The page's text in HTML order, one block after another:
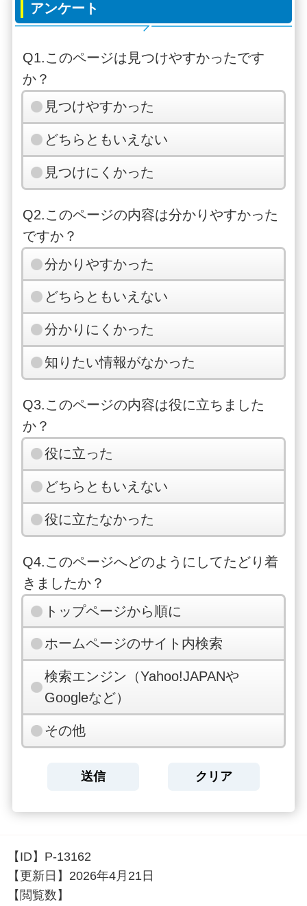
アンケート
Q1.このページは見つけやすかったです
か？
見つけやすかった
どちらともいえない
見つけにくかった
Q2.このページの内容は分かりやすかった
ですか？
分かりやすかった
どちらともいえない
分かりにくかった
知りたい情報がなかった
Q3.このページの内容は役に立ちました
か？
役に立った
どちらともいえない
役に立たなかった
Q4.このページへどのようにしてたどり着
きましたか？
トップページから順に
ホームページのサイト内検索
検索エンジン（Yahoo!JAPANや
Googleなど）
その他
【ID】 P-13162
【更新日】 2026年4月21日
【閲覧数】